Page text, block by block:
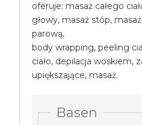
oferuje: masaż całego
głowy, masaż stóp,
parową,
body wrapping, peeling
ciało, depilacja woskiem,
upiększające, masaż.
Basen